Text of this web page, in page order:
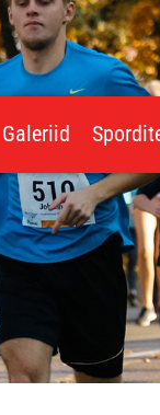
Galeriid